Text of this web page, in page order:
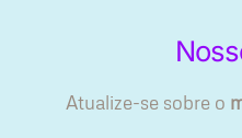
Atualize-se sobre o